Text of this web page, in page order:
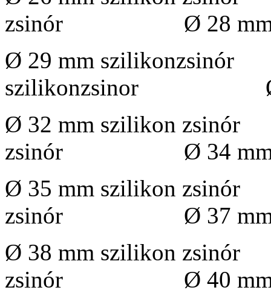
zsinór Ø 28 mm
Ø 29 mm
szilikonzsinor Ø 31
Ø 32 mm szilikon
zsinór Ø 34 mm
Ø 35 mm szilikon
zsinór Ø 37 mm
Ø 38 mm szilikon
zsinór Ø 40 mm